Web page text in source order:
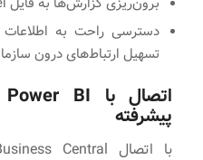
تسهیل ارتباط‌های درون
پیشرفته